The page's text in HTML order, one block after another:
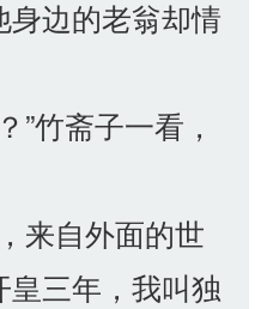
边的老翁却情
竹斋子一看，
来自外面的世
三年，我叫独